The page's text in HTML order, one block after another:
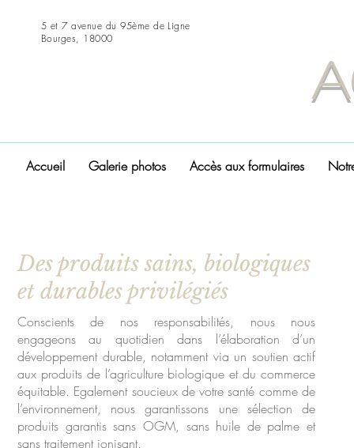
5 et 7 avenue du 95ème de Ligne
Bourges, 18000
Accueil Galerie photos Accès aux formulaires
Conscients de nos responsabilités, nous nous
engageons au quotidien dans l’élaboration d’un
développement durable, notamment via un soutien actif
aux produits de l’agriculture biologique et du commerce
équitable. Egalement soucieux de votre santé comme de
l’environnement, nous garantissons une sélection de
produits garantis sans OGM, sans huile de palme et
sans traitement ionisant.
Des produits sains, biologiques
et durables privilégiés